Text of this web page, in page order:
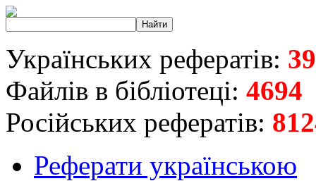
Українських рефератів:
Файлів в бібліотеці: 4694
Російських рефератів:
Реферати українською